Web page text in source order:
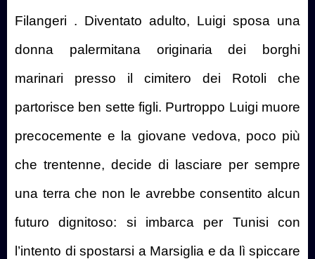
Filangeri . Diventato adulto, Luigi sposa una
donna palermitana originaria dei borghi
marinari presso il cimitero dei Rotoli che
partorisce ben sette figli. Purtroppo Luigi muore
precocemente e la giovane vedova, poco più
che trentenne, decide di lasciare per sempre
una terra che non le avrebbe consentito alcun
futuro dignitoso: si imbarca per Tunisi con
l’intento di spostarsi a Marsiglia e da lì spiccare